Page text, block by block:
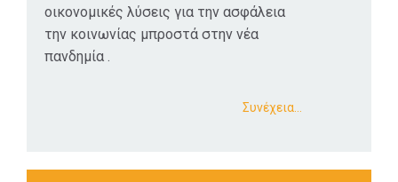
οικονομικές λύσεις για την ασφάλεια
την κοινωνίας μπροστά στην νέα
πανδημία .
Συνέχεια…